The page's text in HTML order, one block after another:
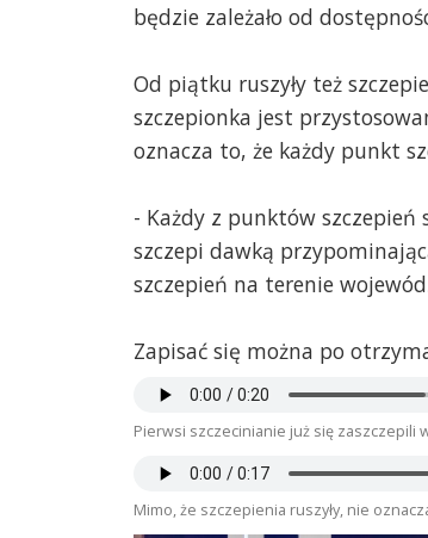
będzie zależało od
Od piątku ruszyły też
szczepionka jest
oznacza to, że każdy punkt
- Każdy z punktów
szczepi dawką
szczepień na terenie
Zapisać się można po
Pierwsi szczecinianie już się zaszczepili
Mimo, że szczepienia ruszyły, nie